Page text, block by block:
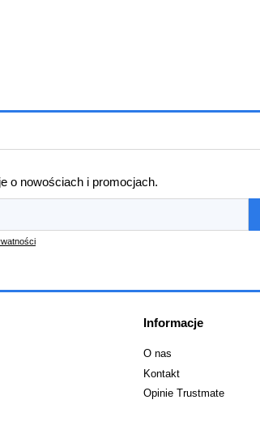
o nowościach i promocjach.
Informacje
O nas
Kontakt
Opinie Trustmate